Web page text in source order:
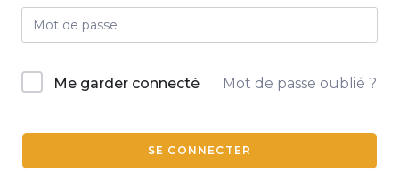
Me garder connecté Mot de passe oublié ?
SE CONNECTER